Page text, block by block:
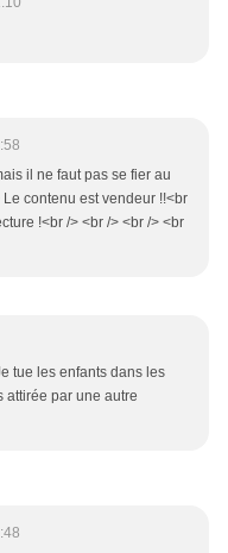
il ne faut pas se fier au
Le contenu est vendeur !!<br
!<br /> <br /> <br /> <br
tue les enfants dans les
attirée par une autre